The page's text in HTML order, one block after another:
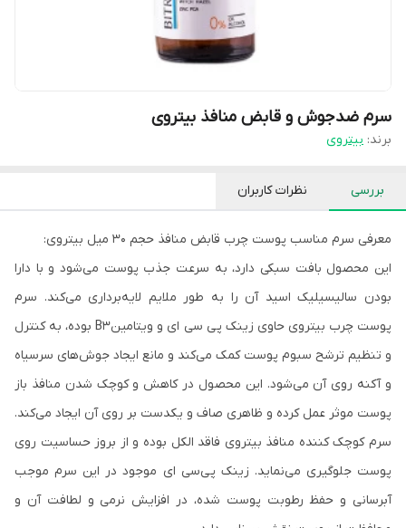
سرم ضدجوش و قابض منافذ بیتروی
برند: بیتروی
بررسی نظرات کاربران
معرفی سرم مناسب پوست چرب قابض منافذ حجم 30 میل بیتروی:
این محصول بافت سبکی دارد، به سرعت جذب پوست می‌شود و با دارا
بودن سالیسیلیک اسید آن را به طور ملایم لایه‌برداری می‌کند. سرم
پوست چرب بیتروی حاوی زینک پی سی ای و ویتامینB3 بوده، به کنترل
و تنظیم ترشح سبوم پوست کمک می‌کند و مانع ایجاد جوش‌های سرسیاه
و آکنه روی آن می‌شود. این محصول در کاهش و کوچک شدن منافذ باز
پوست موثر عمل کرده و ظاهری صاف و یکدست بر روی آن ایجاد می‌کند.
سرم کوچک کننده منافذ بیتروی فاقد الکل بوده و از بروز حساسیت روی
پوست جلوگیری می‌نماید. زینک پی‌سی ای موجود در این سرم موجب
آبرسانی و حفظ رطوبت پوست شده، در افزایش نرمی و لطافت آن و